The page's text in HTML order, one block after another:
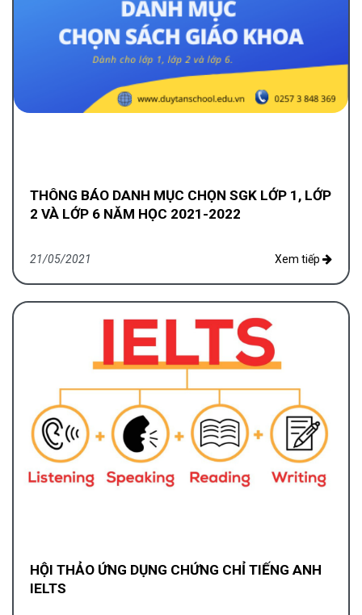
THÔNG BÁO DANH MỤC CHỌN SGK LỚP 1, LỚP
2 VÀ LỚP 6 NĂM HỌC 2021-2022
21/05/2021 Xem tiếp
HỘI THẢO ỨNG DỤNG CHỨNG CHỈ TIẾNG ANH
IELTS